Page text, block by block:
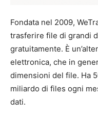
Fondata nel 2009,
trasferire file di grandi
gratuitamente. È
elettronica, che in
dimensioni del file. Ha
miliardo di files ogni
dati.